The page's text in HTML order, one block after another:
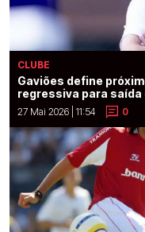
CLUBE
Gaviões define
regressiva para saída
27 Mai 2026 | 11:54 0